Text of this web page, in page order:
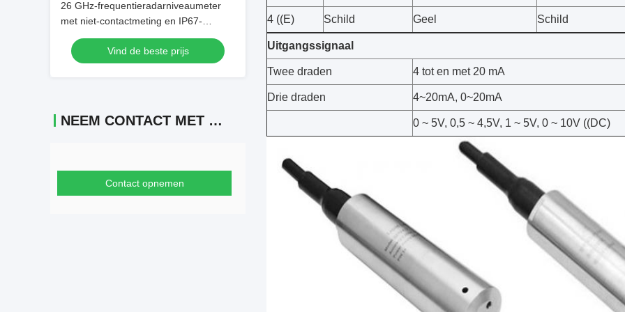
26 GHz-frequentieradarniveaumeter
met niet-contactmeting en IP67-
bescherming voor
vloeistofniveaumonitoring
Vind de beste prijs
NEEM CONTACT MET ONS OP
Contact opnemen
4 ((E) Schild Geel Schild
Uitgangssignaal
Twee draden 4 tot en met 20 mA
Drie draden 4~20mA, 0~20mA
0 ~ 5V, 0,5 ~ 4,5V, 1 ~ 5V, 0 ~ 10V ((DC)